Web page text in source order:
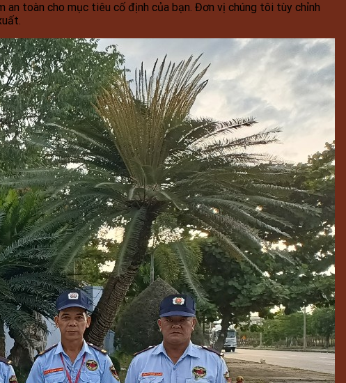
toàn cho mục tiêu cố định của bạn. Đơn vị chúng tôi tùy chỉnh